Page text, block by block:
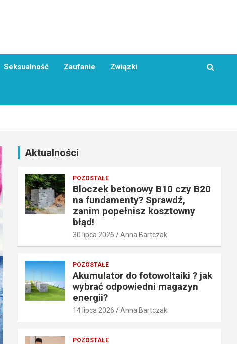
Seksualność Zaufanie Związki
Aktualności
POZOSTAŁE
Bloczek betonowy B10 czy B20
na fundamenty? Sprawdź,
zanim popełnisz kosztowny
błąd!
30 lipca 2026 Anna Bartczak
POZOSTAŁE
Akumulator do fotowoltaiki ? jak
wybrać odpowiedni magazyn
energii?
14 lipca 2026 Anna Bartczak
POZOSTAŁE